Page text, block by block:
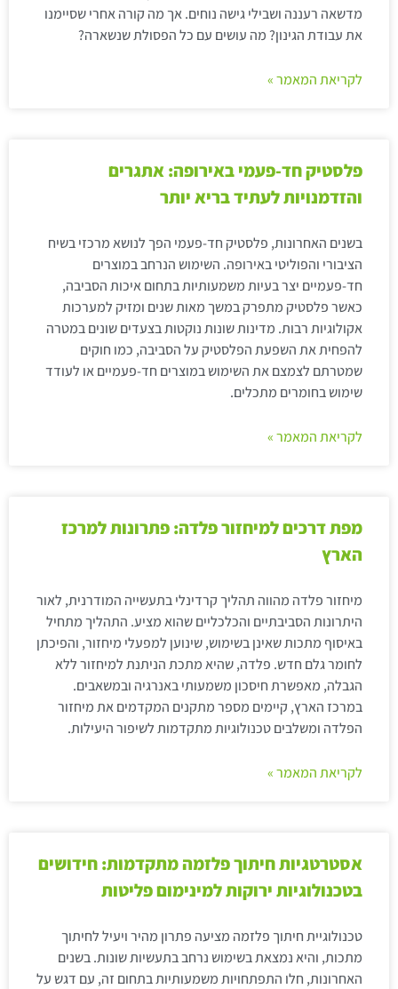
מדשאה רעננה ושבילי גישה נוחים. אך מה קורה אחרי שסיימנו
את עבודת הגינון? מה עושים עם כל הפסולת שנשארה?
לקריאת המאמר »
פלסטיק חד-פעמי באירופה: אתגרים
והזדמנויות לעתיד בריא יותר
בשנים האחרונות, פלסטיק חד-פעמי הפך לנושא מרכזי בשיח
הציבורי והפוליטי באירופה. השימוש הנרחב במוצרים
חד-פעמיים יצר בעיות משמעותיות בתחום איכות הסביבה,
כאשר פלסטיק מתפרק במשך מאות שנים ומזיק למערכות
אקולוגיות רבות. מדינות שונות נוקטות בצעדים שונים במטרה
להפחית את השפעת הפלסטיק על הסביבה, כמו חוקים
שמטרתם לצמצם את השימוש במוצרים חד-פעמיים או לעודד
שימוש בחומרים מתכלים.
לקריאת המאמר »
מפת דרכים למיחזור פלדה: פתרונות למרכז
הארץ
מיחזור פלדה מהווה תהליך קרדינלי בתעשייה המודרנית, לאור
היתרונות הסביבתיים והכלכליים שהוא מציע. התהליך מתחיל
באיסוף מתכות שאינן בשימוש, שינוען למפעלי מיחזור, והפיכתן
לחומר גלם חדש. פלדה, שהיא מתכת הניתנת למיחזור ללא
הגבלה, מאפשרת חיסכון משמעותי באנרגיה ובמשאבים.
במרכז הארץ, קיימים מספר מתקנים המקדמים את מיחזור
הפלדה ומשלבים טכנולוגיות מתקדמות לשיפור היעילות.
לקריאת המאמר »
אסטרטגיות חיתוך פלזמה מתקדמות: חידושים
בטכנולוגיות ירוקות למינימום פליטות
טכנולוגיית חיתוך פלזמה מציעה פתרון מהיר ויעיל לחיתוך
מתכות, והיא נמצאת בשימוש נרחב בתעשיות שונות. בשנים
האחרונות, חלו התפתחויות משמעותיות בתחום זה, עם דגש על